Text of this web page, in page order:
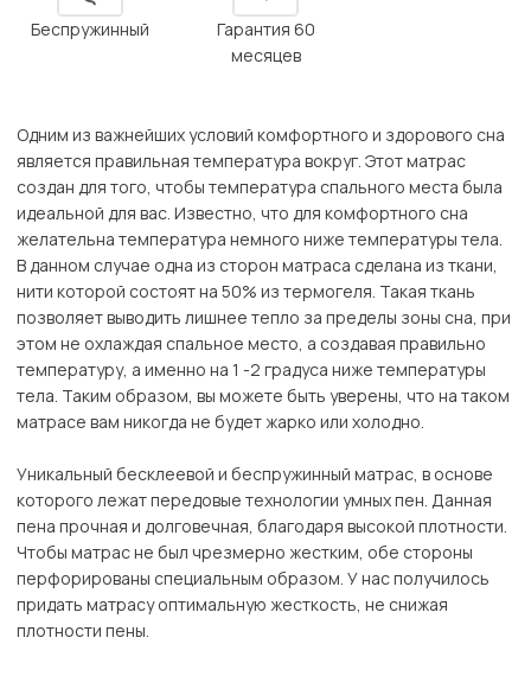
Беспружинный
Гарантия 60
месяцев
Одним из важнейших условий комфортного и здорового сна
является правильная температура вокруг. Этот матрас
создан для того, чтобы температура спального места была
идеальной для вас. Известно, что для комфортного сна
желательна температура немного ниже температуры тела.
В данном случае одна из сторон матраса сделана из ткани,
нити которой состоят на 50% из термогеля. Такая ткань
позволяет выводить лишнее тепло за пределы зоны сна, при
этом не охлаждая спальное место, а создавая правильно
температуру, а именно на 1 -2 градуса ниже температуры
тела. Таким образом, вы можете быть уверены, что на таком
матрасе вам никогда не будет жарко или холодно.
Уникальный бесклеевой и беспружинный матрас, в основе
которого лежат передовые технологии умных пен. Данная
пена прочная и долговечная, благодаря высокой плотности.
Чтобы матрас не был чрезмерно жестким, обе стороны
перфорированы специальным образом. У нас получилось
придать матрасу оптимальную жесткость, не снижая
плотности пены.